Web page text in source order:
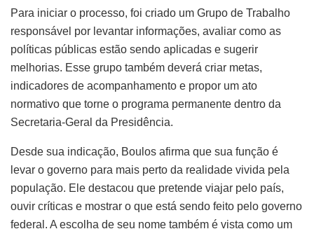
Para iniciar o processo, foi criado um Grupo de Trabalho
responsável por levantar informações, avaliar como as
políticas públicas estão sendo aplicadas e sugerir
melhorias. Esse grupo também deverá criar metas,
indicadores de acompanhamento e propor um ato
normativo que torne o programa permanente dentro da
Secretaria-Geral da Presidência.
Desde sua indicação, Boulos afirma que sua função é
levar o governo para mais perto da realidade vivida pela
população. Ele destacou que pretende viajar pelo país,
ouvir críticas e mostrar o que está sendo feito pelo governo
federal. A escolha de seu nome também é vista como um